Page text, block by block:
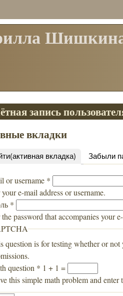
запись
вкладки
(активная вкладка) Забыли
or username *
e-mail address or username.
*
password that accompanies your
question is for testing whether or
question * 1 + 1 =
this simple math problem and